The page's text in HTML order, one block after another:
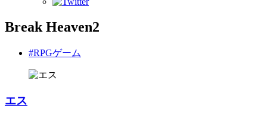
Break Heaven2
#RPGゲーム
エス